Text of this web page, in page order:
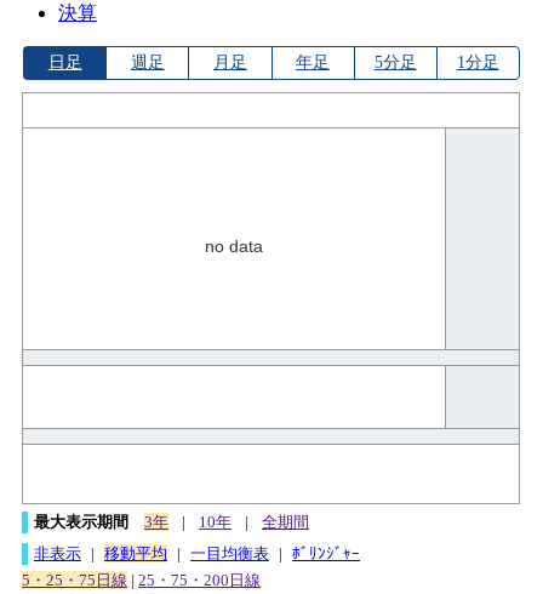
決算
日足 週足 月足 年足 5分足 1分足
no data
最大表示期間 3年 | 10年 |
全期間
非表示 | 移動平均 | 一目均衡表 | ﾎﾞﾘﾝｼﾞｬｰ
5・25・75日線 | 25・75・200日線